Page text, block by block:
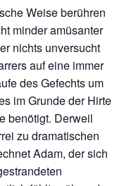
Weise berühren
minder amüsanter
nichts unversucht
auf eine immer
des Gefechts um
im Grunde der Hirte
benötigt. Derweil
zu dramatischen
Adam, der sich